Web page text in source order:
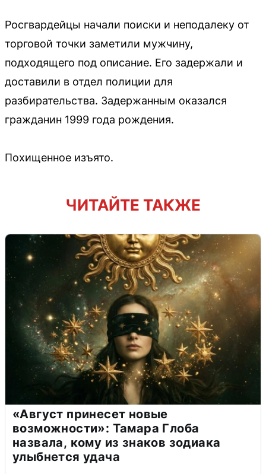
Росгвардейцы начали поиски и неподалеку от
торговой точки заметили мужчину,
подходящего под описание. Его задержали и
доставили в отдел полиции для
разбирательства. Задержанным оказался
гражданин 1999 года рождения.
Похищенное изъято.
ЧИТАЙТЕ ТАКЖЕ
«Август принесет новые
возможности»: Тамара Глоба
назвала, кому из знаков зодиака
улыбнется удача